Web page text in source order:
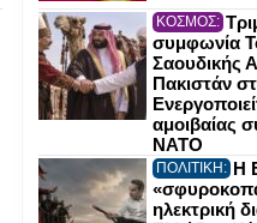
ΚΟΣΜΟΣ:
συμφωνία
Σαουδικής
Πακιστάν
αμοιβαίας
NATO
ΠΟΛΙΤΙΚΗ: Η
ηλεκτρική